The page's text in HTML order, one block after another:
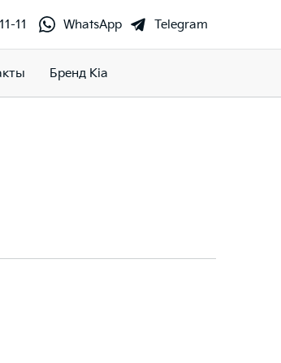
11 WhatsApp Telegram
Бренд Kia